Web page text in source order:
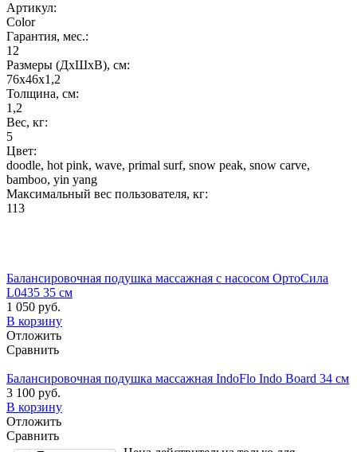
Артикул:
Color
Гарантия, мес.:
12
Размеры (ДхШхВ), см:
76х46х1,2
Толщина, см:
1,2
Вес, кг:
5
Цвет:
doodle, hot pink, wave, primal surf, snow peak, snow carve,
bamboo, yin yang
Максимальный вес пользователя, кг:
113
Балансировочная подушка массажная с насосом ОртоСила
L0435 35 см
1 050 руб.
В корзину
Отложить
Сравнить
Балансировочная подушка массажная IndoFlo Indo Board 34 см
3 100 руб.
В корзину
Отложить
Сравнить